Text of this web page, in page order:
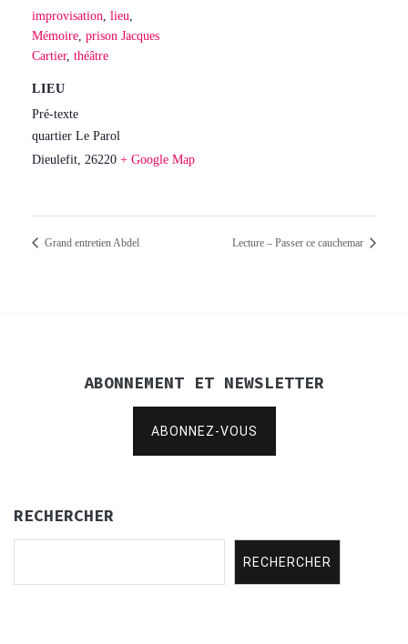
improvisation lieu
Mémoire prison Jacques
Cartier, théâtre
LIEU
Pré-texte
quartier Le Parol
Dieulefit, 26220 + Google Map
Grand entretien Abdel Lecture – Passer ce cauchemar
ABONNEMENT ET NEWSLETTER
ABONNEZ-VOUS
RECHERCHER
RECHERCHER